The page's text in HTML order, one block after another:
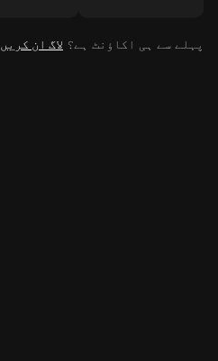
پہلے سے ہی اکاؤنٹ ہے؟ لاگ ان کریں